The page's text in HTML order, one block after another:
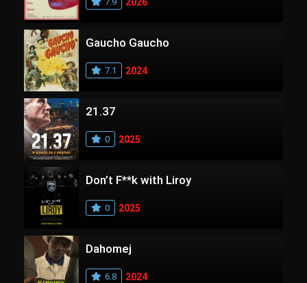
Gaucho Gaucho
7.1 2024
21.37
0 2025
Don’t F**k with Liroy
0 2025
Dahomej
6.8 2024